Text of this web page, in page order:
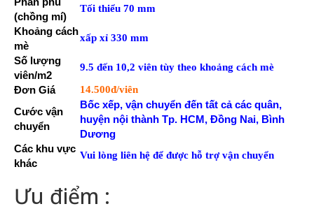
(chồng mí)
Tối thiểu 70 mm
Khoảng cách
mè
xấp xỉ 330 mm
Số lượng
viên/m2
9.5 đến 10,2 viên tùy theo khoảng cách mè
Đơn Giá 14.500đ/viên
Cước vận
chuyển
Bốc xếp, vận chuyển đến tất cả các quân,
huyện nội thành Tp. HCM, Đồng Nai, Bình
Dương
Các khu vực
khác
Vui lòng liên hệ để được hỗ trợ vận chuyển
Ưu điểm :